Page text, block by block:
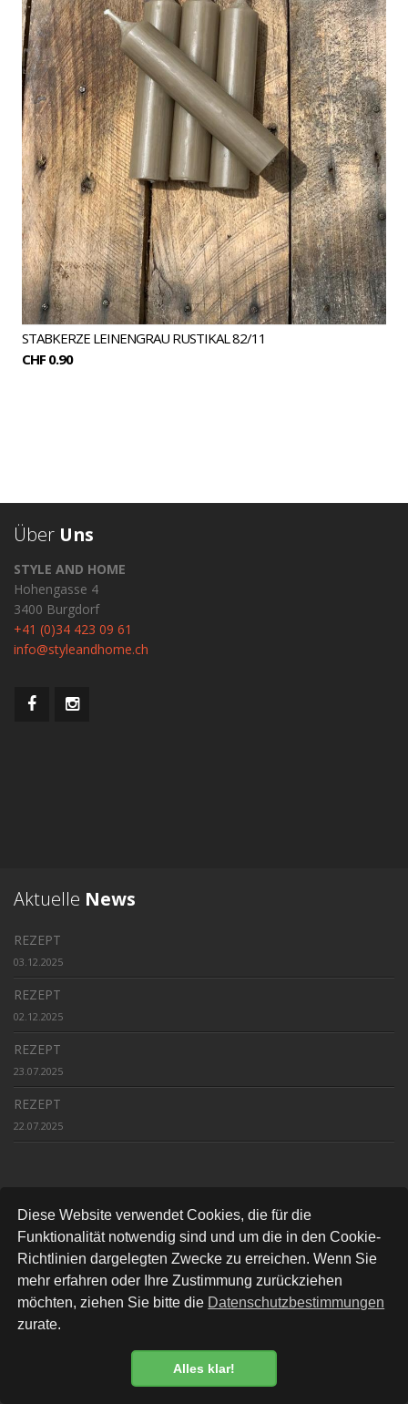
Datenschutzbestimmung
Diese Website verwendet Cookies, die für die
Funktionalität notwendig sind und um die in den Cookie-
Richtlinien dargelegten Zwecke zu erreichen. Wenn Sie
mehr erfahren oder Ihre Zustimmung zurückziehen
möchten, ziehen Sie bitte die Datenschutzbestimmungen
zurate.
Alles klar!
STABKERZE LEINENGRAU RUSTIKAL 82/11
CHF 0.90
Über Uns
STYLE AND HOME
Hohengasse 4
3400 Burgdorf
+41 (0)34 423 09 61
info@styleandhome.ch
Aktuelle News
REZEPT
03.12.2025
REZEPT
02.12.2025
REZEPT
23.07.2025
REZEPT
22.07.2025
Shop
News
Kontakt
Über uns